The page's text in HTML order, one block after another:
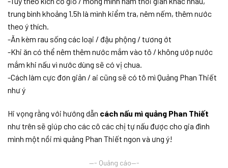
trung bình khoảng 1.5h là mình kiểm tra, nêm nếm, thêm nước
theo ý thích.
-Ăn kèm rau sống các loại / đậu phộng / tương ớt
-Khi ăn có thể nêm thêm nước mắm vào tô / không ướp nước
mắm khi nấu vì nước dùng sẽ có vị chua.
-Cách làm cực đơn giản / ai cũng sẽ có tô mì Quảng Phan Thiết
như ý
Hi vọng rằng với hướng dẫn cách nấu mì quảng Phan Thiết
như trên sẽ giúp cho các cô các chị tự nấu được cho gia đình
mình một nồi mì quảng Phan Thiết ngon và ưng ý!
—- Quảng cáo—-